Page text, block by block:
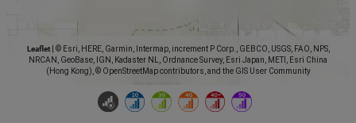
Leaflet
© Esri, HERE, Garmin, Intermap, increment P Corp., GEBCO, USGS, FAO, NPS,
NRCAN, GeoBase, IGN, Kadaster NL, Ordnance Survey, Esri Japan, METI, Esri China
(Hong Kong), © OpenStreetMap contributors, and the GIS User Community